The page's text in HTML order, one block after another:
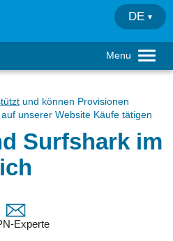
Menu
DE
und können Provisionen
unserer Website Käufe tätigen
Surfshark im
Experte